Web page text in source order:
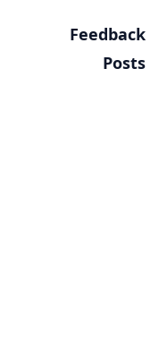
Feedback
Posts